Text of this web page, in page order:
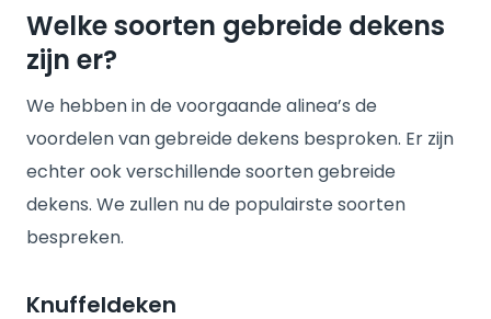
Welke soorten gebreide dekens
zijn er?
We hebben in de voorgaande alinea’s de
voordelen van gebreide dekens besproken. Er zijn
echter ook verschillende soorten gebreide
dekens. We zullen nu de populairste soorten
bespreken.
Knuffeldeken